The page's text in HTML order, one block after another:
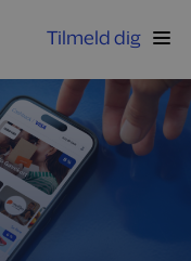
Tilmeld dig